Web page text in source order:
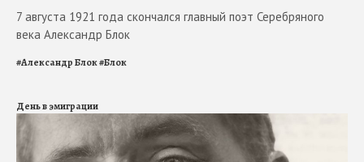
7 августа 1921 года скончался главный поэт Серебряного
века Александр Блок
#Александр Блок#Блок
День в эмиграции